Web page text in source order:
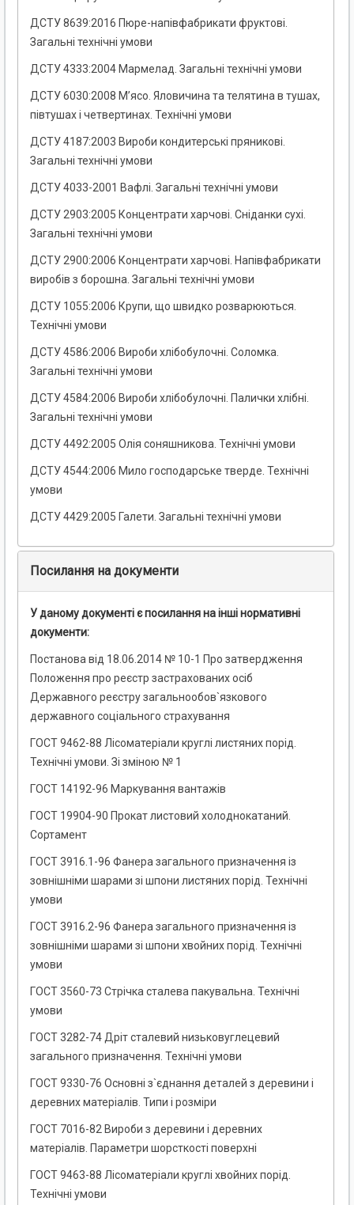
ДСТУ 8639:2016 Пюре-напівфабрикати фруктові.
Загальні технічні умови
ДСТУ 4333:2004 Мармелад. Загальні технічні умови
ДСТУ 6030:2008 М’ясо. Яловичина та телятина в тушах,
півтушах і четвертинах. Технічні умови
ДСТУ 4187:2003 Вироби кондитерські пряникові.
Загальні технічні умови
ДСТУ 4033-2001 Вафлі. Загальні технічні умови
ДСТУ 2903:2005 Концентрати харчові. Сніданки сухі.
Загальні технічні умови
ДСТУ 2900:2006 Концентрати харчові. Напівфабрикати
виробів з борошна. Загальні технічні умови
ДСТУ 1055:2006 Крупи, що швидко розварюються.
Технічні умови
ДСТУ 4586:2006 Вироби хлібобулочні. Соломка.
Загальні технічні умови
ДСТУ 4584:2006 Вироби хлібобулочні. Палички хлібні.
Загальні технічні умови
ДСТУ 4492:2005 Олія соняшникова. Технічні умови
ДСТУ 4544:2006 Мило господарське тверде. Технічні
умови
ДСТУ 4429:2005 Галети. Загальні технічні умови
Посилання на документи
У даному документі є посилання на інші нормативні
документи:
Постанова від 18.06.2014 № 10-1 Про затвердження
Положення про реєстр застрахованих осіб
Державного реєстру загальнообов`язкового
державного соціального страхування
ГОСТ 9462-88 Лісоматеріали круглі листяних порід.
Технічні умови. Зі зміною № 1
ГОСТ 14192-96 Маркування вантажів
ГОСТ 19904-90 Прокат листовий холоднокатаний.
Сортамент
ГОСТ 3916.1-96 Фанера загального призначення із
зовнішніми шарами зі шпони листяних порід. Технічні
умови
ГОСТ 3916.2-96 Фанера загального призначення із
зовнішніми шарами зі шпони хвойних порід. Технічні
умови
ГОСТ 3560-73 Стрічка сталева пакувальна. Технічні
умови
ГОСТ 3282-74 Дріт сталевий низьковуглецевий
загального призначення. Технічні умови
ГОСТ 9330-76 Основні з`єднання деталей з деревини і
деревних матеріалів. Типи і розміри
ГОСТ 7016-82 Вироби з деревини і деревних
матеріалів. Параметри шорсткості поверхні
ГОСТ 9463-88 Лісоматеріали круглі хвойних порід.
Технічні умови